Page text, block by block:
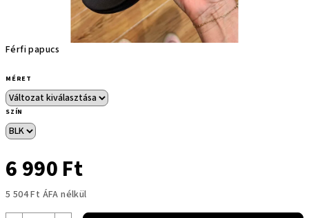
Férfi papucs
MÉRET
SZÍN
6 990 Ft
5 504 Ft ÁFA nélkül